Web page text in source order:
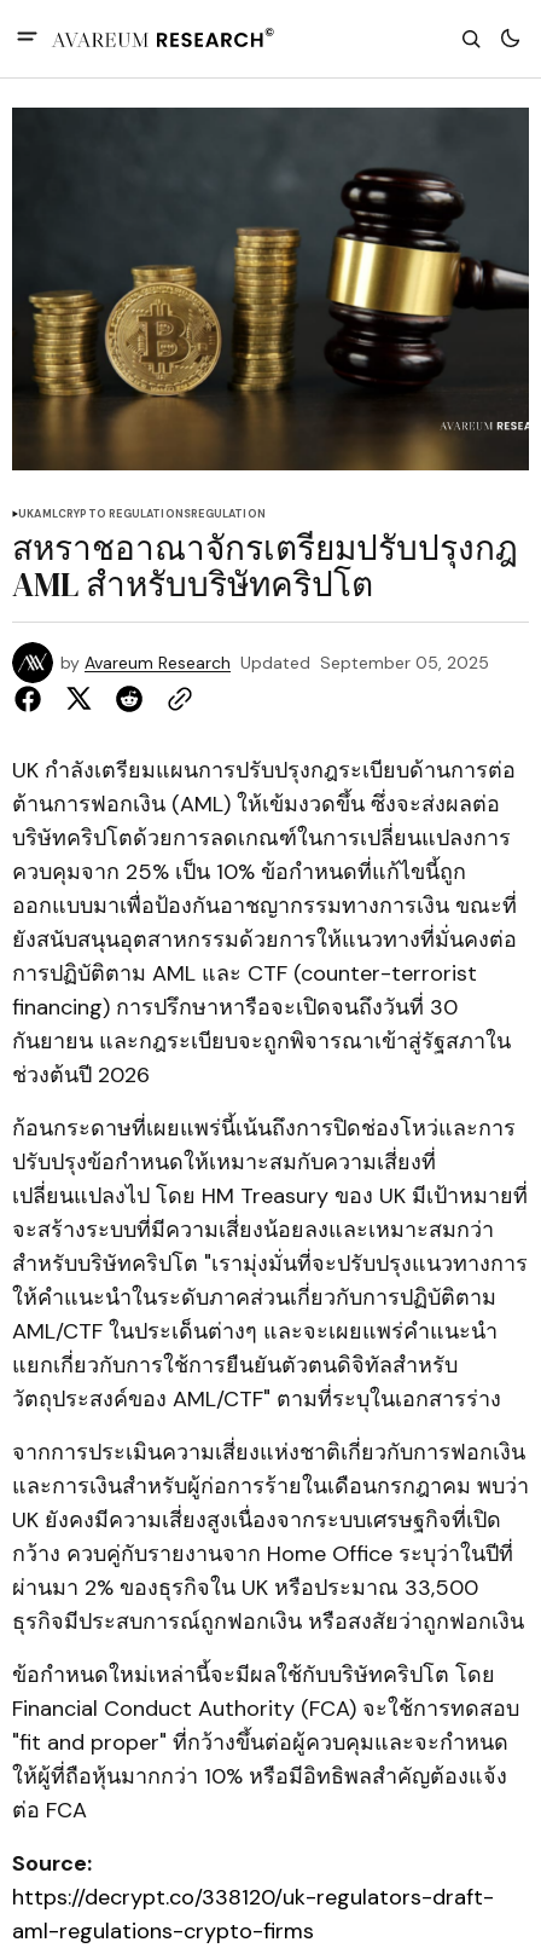
UKAMLCRYPTO REGULATIONSREGULATION
สหราชอาณาจักรเตรียมปรับปรุงกฎ
AML สำหรับบริษัทคริปโต
by Avareum Research Updated September 05, 2025
UK กำลังเตรียมแผนการปรับปรุงกฎระเบียบด้านการต่อ
ต้านการฟอกเงิน (AML) ให้เข้มงวดขึ้น ซึ่งจะส่งผลต่อ
บริษัทคริปโตด้วยการลดเกณฑ์ในการเปลี่ยนแปลงการ
ควบคุมจาก 25% เป็น 10% ข้อกำหนดที่แก้ไขนี้ถูก
ออกแบบมาเพื่อป้องกันอาชญากรรมทางการเงิน ขณะที่
ยังสนับสนุนอุตสาหกรรมด้วยการให้แนวทางที่มั่นคงต่อ
การปฏิบัติตาม AML และ CTF (counter-terrorist
financing) การปรึกษาหารือจะเปิดจนถึงวันที่ 30
กันยายน และกฎระเบียบจะถูกพิจารณาเข้าสู่รัฐสภาใน
ช่วงต้นปี 2026
ก้อนกระดาษที่เผยแพร่นี้เน้นถึงการปิดช่องโหว่และการ
ปรับปรุงข้อกำหนดให้เหมาะสมกับความเสี่ยงที่
เปลี่ยนแปลงไป โดย HM Treasury ของ UK มีเป้าหมายที่
จะสร้างระบบที่มีความเสี่ยงน้อยลงและเหมาะสมกว่า
สำหรับบริษัทคริปโต "เรามุ่งมั่นที่จะปรับปรุงแนวทางการ
ให้คำแนะนำในระดับภาคส่วนเกี่ยวกับการปฏิบัติตาม
AML/CTF ในประเด็นต่างๆ และจะเผยแพร่คำแนะนำ
แยกเกี่ยวกับการใช้การยืนยันตัวตนดิจิทัลสำหรับ
วัตถุประสงค์ของ AML/CTF" ตามที่ระบุในเอกสารร่าง
จากการประเมินความเสี่ยงแห่งชาติเกี่ยวกับการฟอกเงิน
และการเงินสำหรับผู้ก่อการร้ายในเดือนกรกฎาคม พบว่า
UK ยังคงมีความเสี่ยงสูงเนื่องจากระบบเศรษฐกิจที่เปิด
กว้าง ควบคู่กับรายงานจาก Home Office ระบุว่าในปีที่
ผ่านมา 2% ของธุรกิจใน UK หรือประมาณ 33,500
ธุรกิจมีประสบการณ์ถูกฟอกเงิน หรือสงสัยว่าถูกฟอกเงิน
ข้อกำหนดใหม่เหล่านี้จะมีผลใช้กับบริษัทคริปโต โดย
Financial Conduct Authority (FCA) จะใช้การทดสอบ
"fit and proper" ที่กว้างขึ้นต่อผู้ควบคุมและจะกำหนด
ให้ผู้ที่ถือหุ้นมากกว่า 10% หรือมีอิทธิพลสำคัญต้องแจ้ง
ต่อ FCA
Source:
https://decrypt.co/338120/uk-regulators-draft-
aml-regulations-crypto-firms